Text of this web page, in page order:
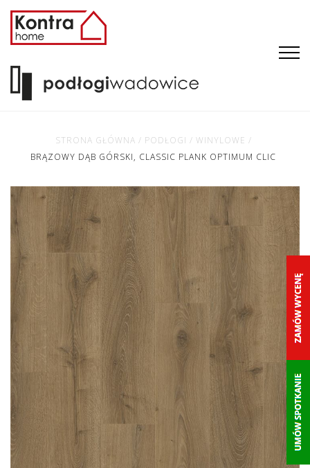
STRONA GŁÓWNA / PODŁOGI / WINYLOWE /
BRĄZOWY DĄB GÓRSKI, CLASSIC PLANK OPTIMUM CLIC